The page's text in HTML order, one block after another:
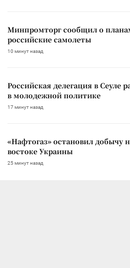
Минпромторг сообщил о
российские самолеты
10 минут назад
Российская делегация в Сеуле
в молодежной политике
17 минут назад
«Нафтогаз» остановил добычу
востоке Украины
25 минут назад